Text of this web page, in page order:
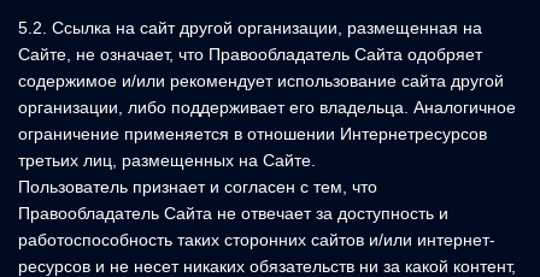
5.2. Ссылка на сайт другой организации, размещенная на
Сайте, не означает, что Правообладатель Сайта одобряет
содержимое и/или рекомендует использование сайта другой
организации, либо поддерживает его владельца. Аналогичное
ограничение применяется в отношении Интернетресурсов
третьих лиц, размещенных на Сайте.
Пользователь признает и согласен с тем, что
Правообладатель Сайта не отвечает за доступность и
работоспособность таких сторонних сайтов и/или интернет-
ресурсов и не несет никаких обязательств ни за какой контент,